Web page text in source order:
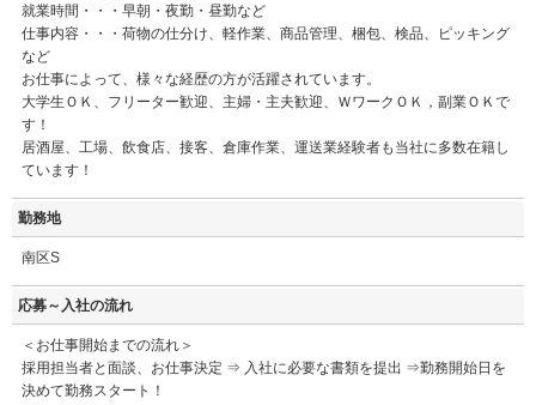
就業時間・・・早朝・夜勤・昼勤など
仕事内容・・・荷物の仕分け、軽作業、商品管理、梱包、検品、ピッキング
など
お仕事によって、様々な経歴の方が活躍されています。
大学生ＯＫ、フリーター歓迎、主婦・主夫歓迎、ＷワークＯＫ，副業ＯＫで
す！
居酒屋、工場、飲食店、接客、倉庫作業、運送業経験者も当社に多数在籍し
ています！
勤務地
南区S
応募～入社の流れ
＜お仕事開始までの流れ＞
採用担当者と面談、お仕事決定 ⇒ 入社に必要な書類を提出 ⇒勤務開始日を
決めて勤務スタート！